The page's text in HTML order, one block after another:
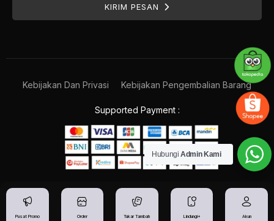
KIRIM PESAN
Supported Payment :
Kebijakan Dan Privasi Kebijakan Pengembalian Barang
Pusat Promo Order Tukar Tambah Lindungi+ Akun
Hubungi Admin Kami